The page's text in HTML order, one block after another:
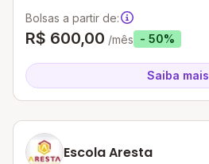
Bolsas a partir de:
R$ 600,00 /mês - 50%
Saiba mais
Escola Aresta